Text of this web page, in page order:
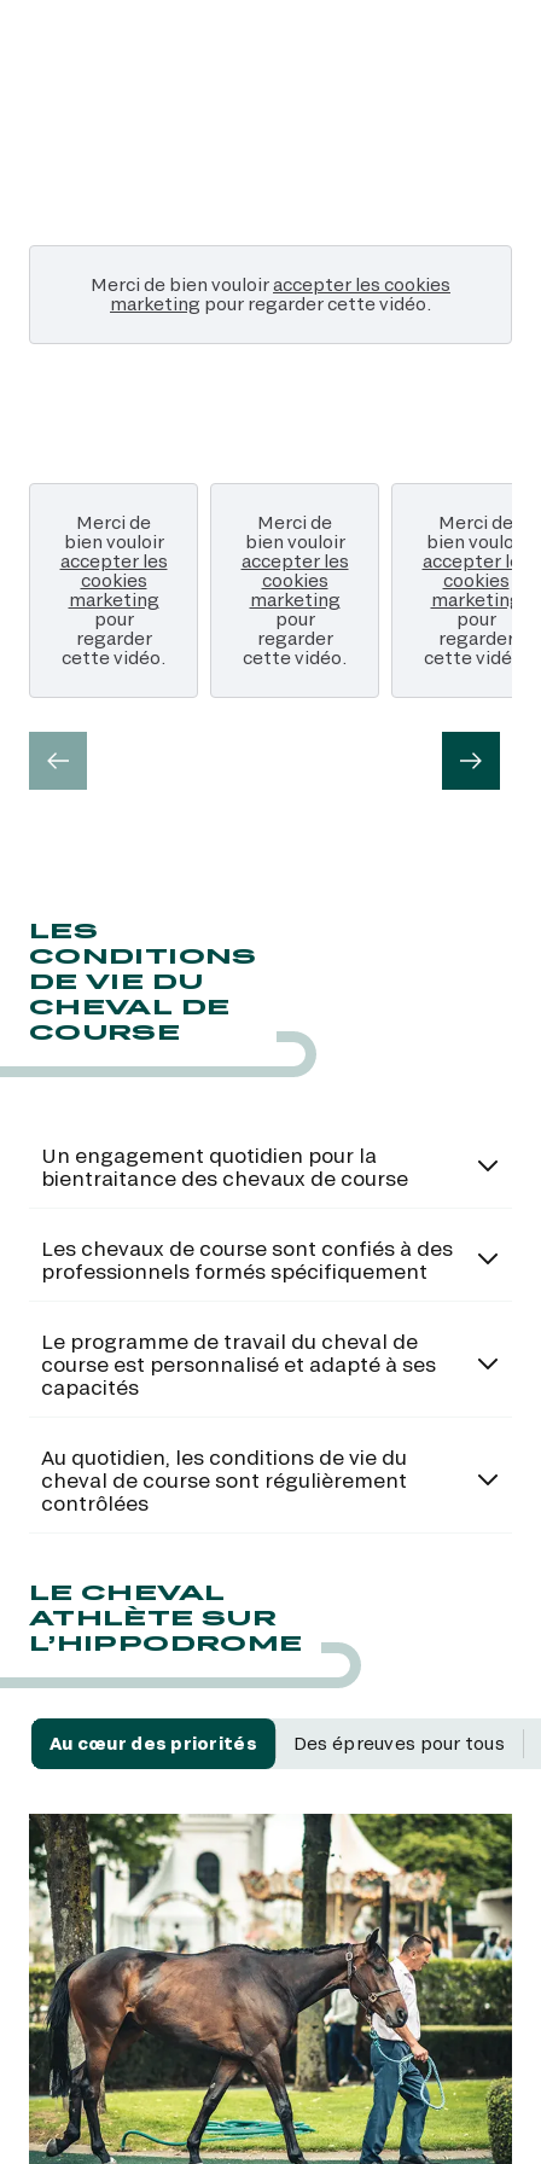
manuel technique qui fournit aux professionnels
Merci de bien vouloiraccepter les cookies
marketing pour regarder cette vidéo.
Merci de
bien vouloir
accepter les
cookies
marketing
pour
regarder
cette vidéo.
Merci de
bien vouloir
accepter les
cookies
marketing
pour
regarder
cette vidéo.
Merci de
bien vouloir
accepter les
cookies
marketing
pour
regarder
cette vidéo.
LES
CONDITIONS
DE VIE DU
CHEVAL DE
COURSE
Un engagement quotidien pour la
bientraitance des chevaux de course
Les chevaux de course sont confiés à des
professionnels formés spécifiquement
Le programme de travail du cheval de
course est personnalisé et adapté à ses
capacités
Au quotidien, les conditions de vie du
cheval de course sont régulièrement
contrôlées
LE CHEVAL
ATHLÈTE SUR
L’HIPPODROME
Au cœur des priorités Des épreuves pour tous